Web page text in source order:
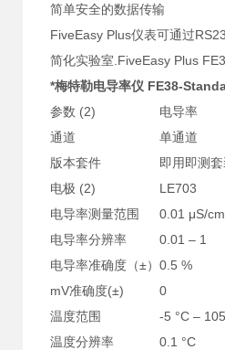
简单安全的数据传输
FiveEasy Plus仪表可通过
简化实验室.FiveEasy Plus
*梅特勒电导率仪 FE38-
参数 (2)
电导率
通道
单通道
版本套件
即用即测
电极 (2)
LE703
电导率测量范围
0.01 μS/
电导率分辨率
0.01 – 1
电导率准确度（±） 0.5 %
mV准确度(±)
0
温度范围
-5 °C –
温度分辨率
0.1 °C